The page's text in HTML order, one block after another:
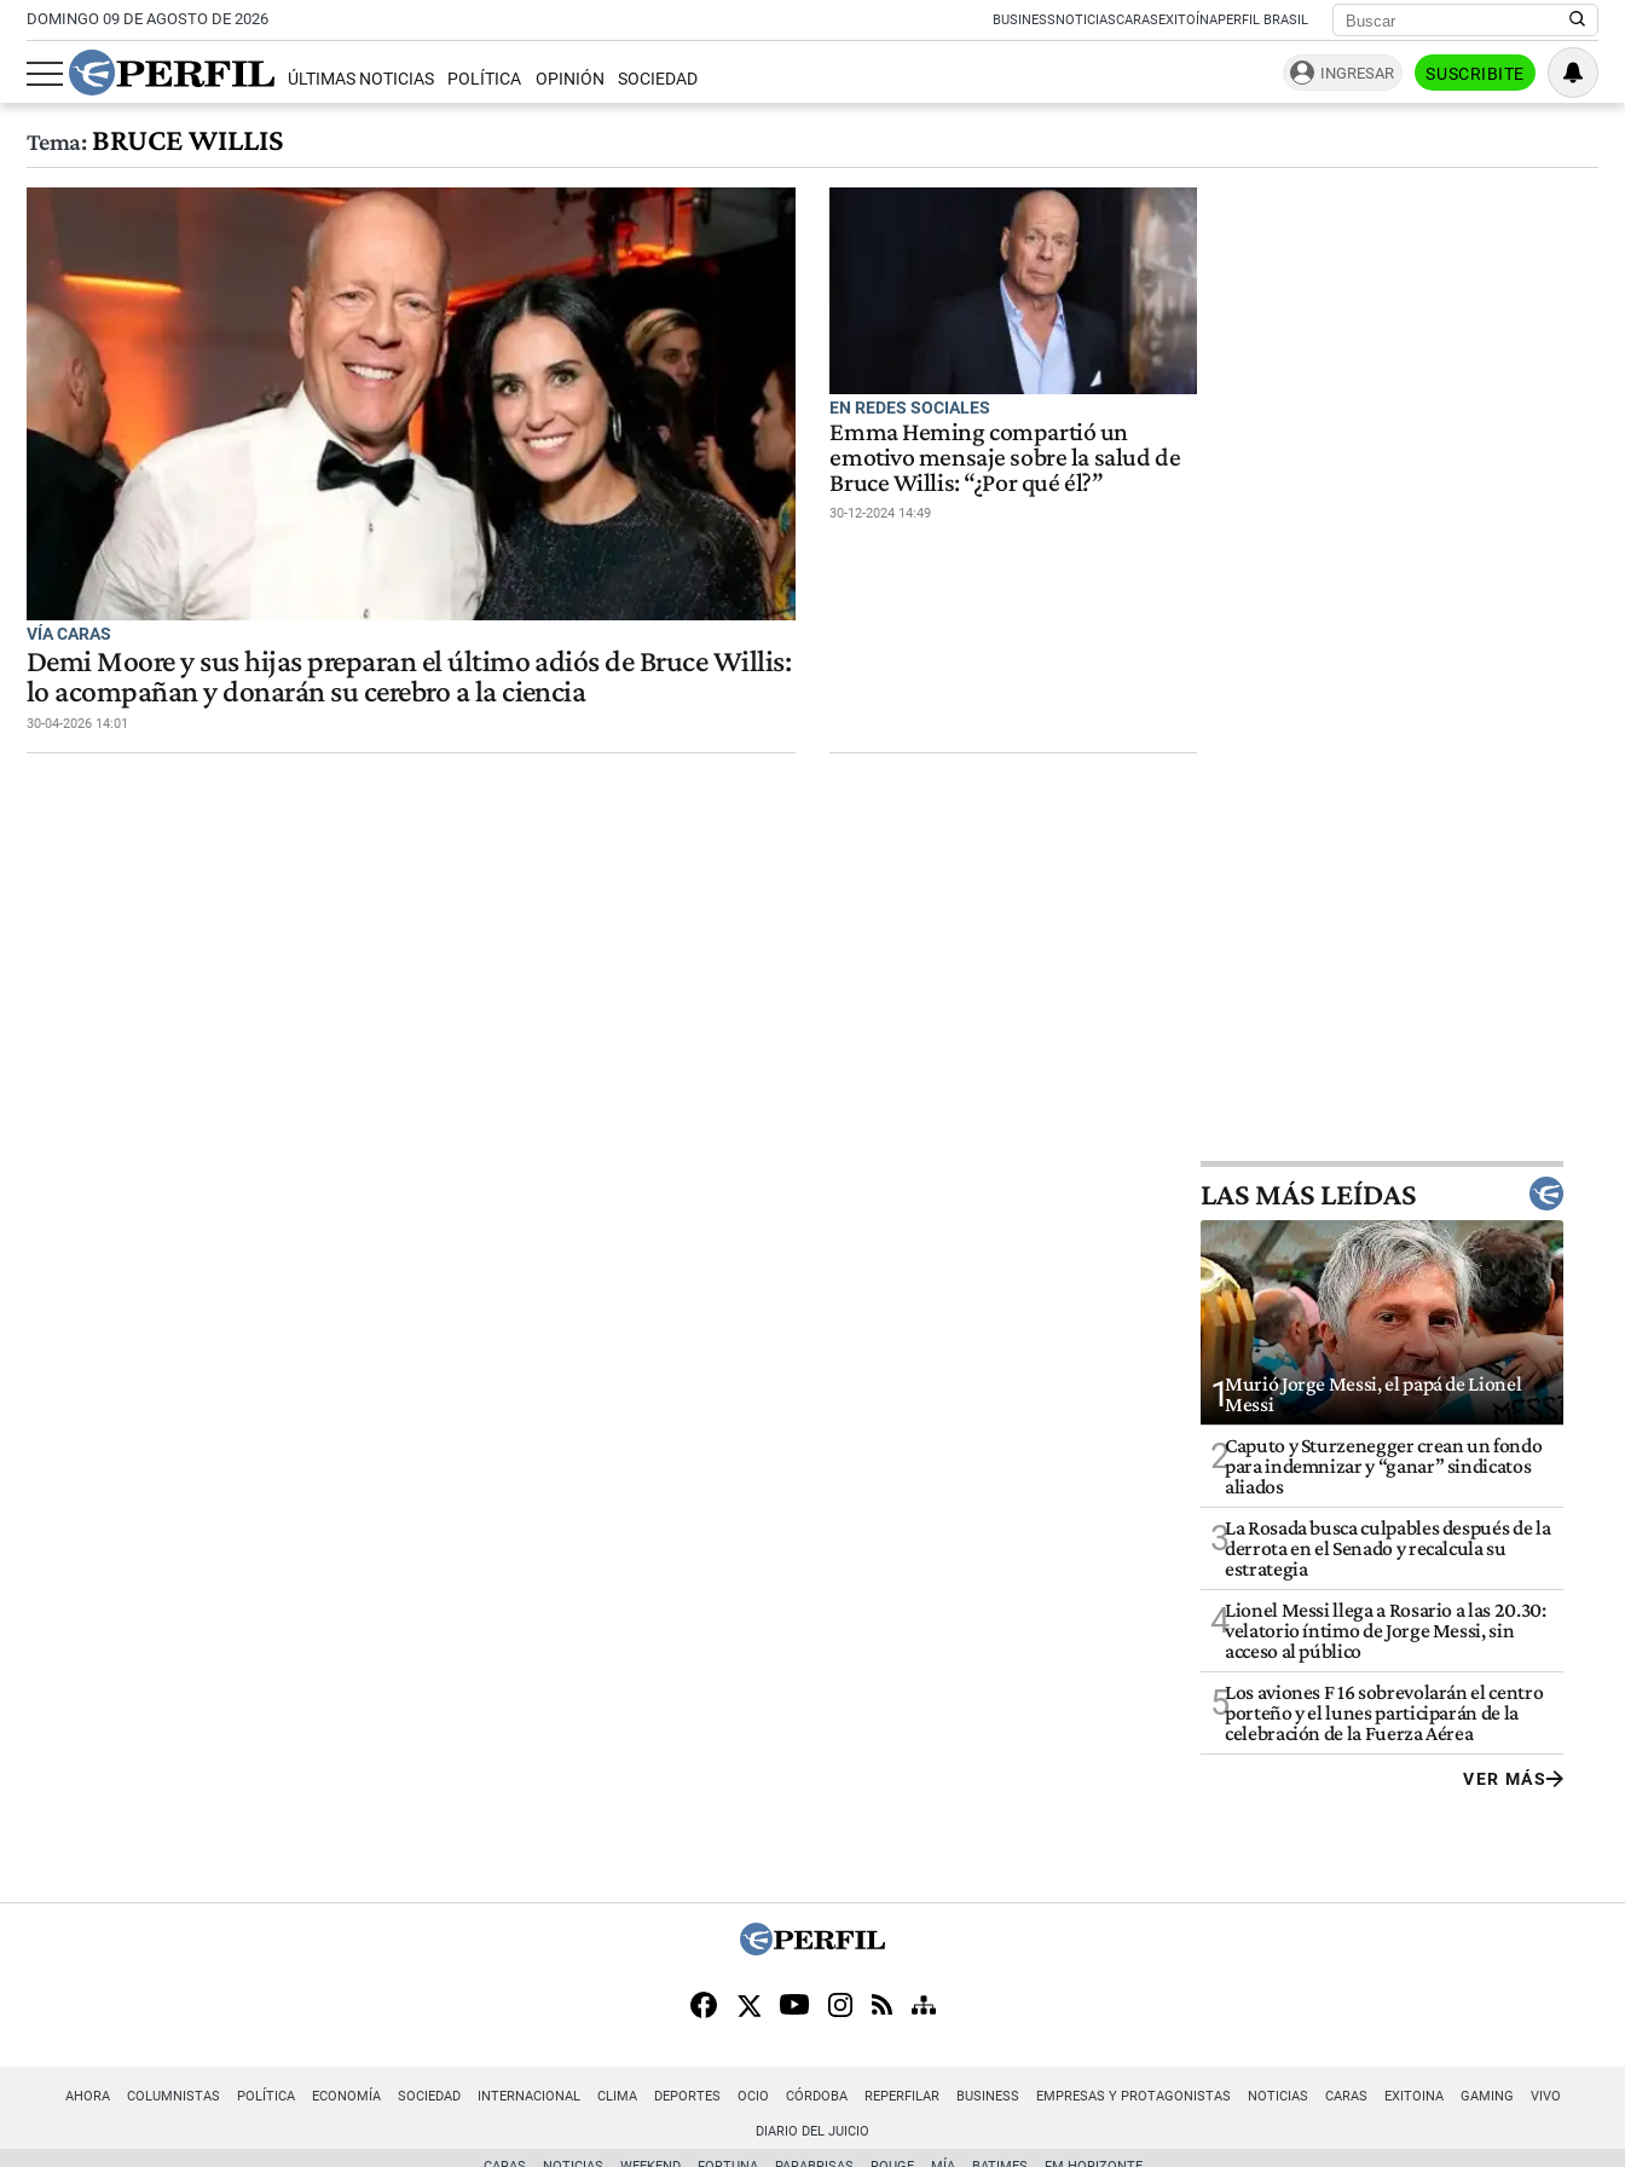
DOMINGO 09 DE AGOSTO DE 2026 BUSINESSNOTICIASCARASEXITOÍNAPERFIL BRASIL
ÚLTIMAS NOTICIAS POLÍTICA OPINIÓN SOCIEDAD INGRESAR SUSCRIBITE
Tema:BRUCE WILLIS
VÍA CARAS
Demi Moore y sus hijas preparan el último adiós de Bruce Willis:
lo acompañan y donarán su cerebro a la ciencia
30-04-2026 14:01
EN REDES SOCIALES
Emma Heming compartió un
emotivo mensaje sobre la salud de
Bruce Willis: “¿Por qué él?”
30-12-2024 14:49
LAS MÁS LEÍDAS
1Murió Jorge Messi, el papá de Lionel
Messi
2Caputo y Sturzenegger crean un fondo
para indemnizar y “ganar” sindicatos
aliados
3La Rosada busca culpables después de la
derrota en el Senado y recalcula su
estrategia
4Lionel Messi llega a Rosario a las 20.30:
velatorio íntimo de Jorge Messi, sin
acceso al público
5Los aviones F 16 sobrevolarán el centro
porteño y el lunes participarán de la
celebración de la Fuerza Aérea
VER MÁS
AHORA COLUMNISTAS POLÍTICA ECONOMÍA SOCIEDAD INTERNACIONAL CLIMA DEPORTES OCIO CÓRDOBA REPERFILAR BUSINESS EMPRESAS Y PROTAGONISTAS NOTICIAS CARAS EXITOINA GAMING VIVO
DIARIO DEL JUICIO